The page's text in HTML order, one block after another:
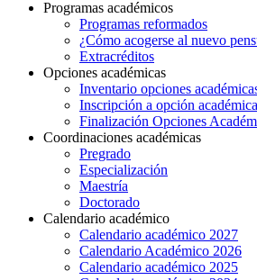
Programas académicos
Programas reformados
¿Cómo acogerse al nuevo
Extracréditos
Opciones académicas
Inventario opciones
Inscripción a opción académica
Finalización Opciones
Coordinaciones académicas
Pregrado
Especialización
Maestría
Doctorado
Calendario académico
Calendario académico 2027
Calendario Académico 2026
Calendario académico 2025